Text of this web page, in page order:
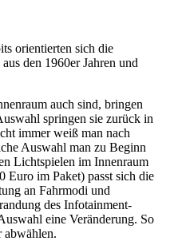
orientierten sich die
den 1960er Jahren und
auch sind, bringen
springen sie zurück in
immer weiß man nach
Auswahl man zu Beginn
Lichtspielen im Innenraum
Euro im Paket) passt sich die
an Fahrmodi und
des Infotainment-
eine Veränderung. So
abwählen.